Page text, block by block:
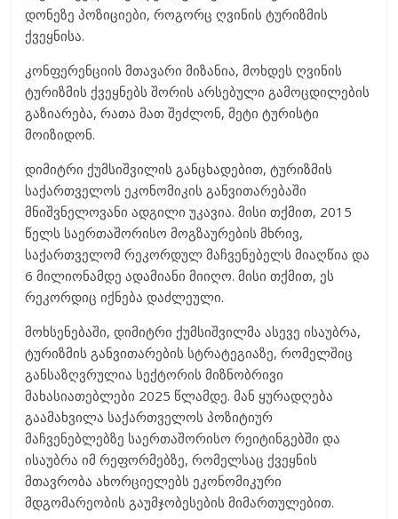
დონეზე პოზიციები, როგორც ღვინის ტურიზმის
ქვეყნისა.
კონფერენციის მთავარი მიზანია, მოხდეს ღვინის
ტურიზმის ქვეყნებს შორის არსებული გამოცდილების
გაზიარება, რათა მათ შეძლონ, მეტი ტურისტი
მოიზიდონ.
დიმიტრი ქუმსიშვილის განცხადებით, ტურიზმის
საქართველოს ეკონომიკის განვითარებაში
მნიშვნელოვანი ადგილი უკავია. მისი თქმით, 2015
წელს საერთაშორისო მოგზაურების მხრივ,
საქართველომ რეკორდულ მაჩვენებელს მიაღწია და
6 მილიონამდე ადამიანი მიიღო. მისი თქმით, ეს
რეკორდიც იქნება დაძლეული.
მოხსენებაში, დიმიტრი ქუმსიშვილმა ასევე ისაუბრა,
ტურიზმის განვითარების სტრატეგიაზე, რომელშიც
განსაზღვრულია სექტორის მიზნობრივი
მახასიათებლები 2025 წლამდე. მან ყურადღება
გაამახვილა საქართველოს პოზიტიურ
მაჩვენებლებზე საერთაშორისო რეიტინგებში და
ისაუბრა იმ რეფორმებზე, რომელსაც ქვეყნის
მთავრობა ახორციელებს ეკონომიკური
მდგომარეობის გაუმჯობესების მიმართულებით.